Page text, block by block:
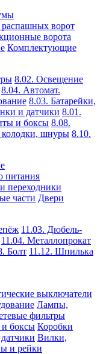
распашных ворот
ворота
Комплектующие
8.02. Освещение
8.04. Автомат.
8.03. Батарейки,
и датчики 8.01.
и боксы 8.08.
шнуры 8.10.
питания
переходники
части Двери
11.03. Дюбель-
11.04. Металлопрокат
Болт 11.12. Шпилька
выключатели
Лампы,
фильтры
боксы Коробки
Вилки,
и рейки